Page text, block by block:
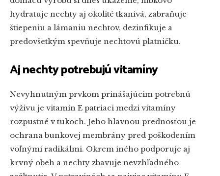
hydratuje nechty aj okolité tkanivá, zabraňuje
štiepeniu a lámaniu nechtov, dezinfikuje a
predovšetkým spevňuje nechtovú platničku.
Aj nechty potrebujú vitamíny
Nevyhnutným prvkom prinášajúcim potrebnú
výživu je vitamín E patriaci medzi vitamíny
rozpustné v tukoch. Jeho hlavnou prednosťou je
ochrana bunkovej membrány pred poškodením
voľnými radikálmi. Okrem iného podporuje aj
krvný obeh a nechty zbavuje nevzhľadného